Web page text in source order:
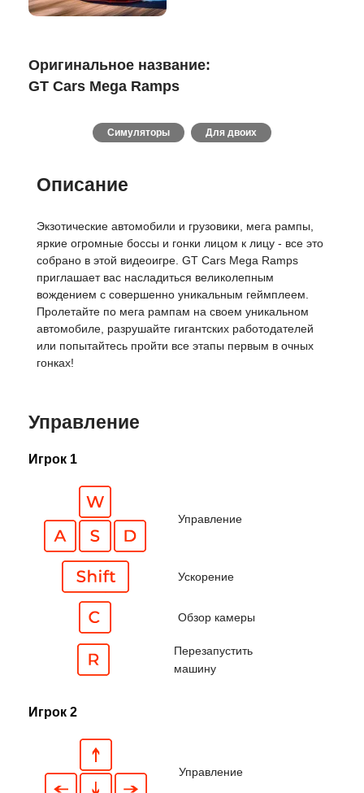
Оригинальное название:
GT Cars Mega Ramps
Симуляторы Для двоих
Описание
Экзотические автомобили и грузовики, мега рампы,
яркие огромные боссы и гонки лицом к лицу - все это
собрано в этой видеоигре. GT Cars Mega Ramps
приглашает вас насладиться великолепным
вождением с совершенно уникальным геймплеем.
Пролетайте по мега рампам на своем уникальном
автомобиле, разрушайте гигантских работодателей
или попытайтесь пройти все этапы первым в очных
гонках!
Управление
Игрок 1
Управление
Ускорение
Обзор камеры
Перезапустить
машину
Игрок 2
Управление